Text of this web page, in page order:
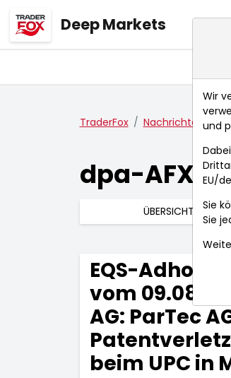
Deep Markets
TraderFox Nachrichten
dpa-AFX
ÜBERSICHT
EQS-Adhoc:
vom
AG: ParTec
beim UPC in
Wir
und
EU/
Sie
Sie